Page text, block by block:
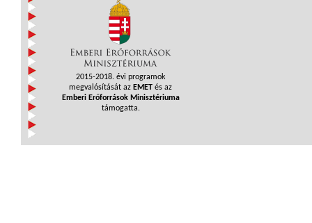
2015-2018. évi programok
megvalósítását az EMET és az
Emberi Erőforrások Minisztériuma
támogatta.